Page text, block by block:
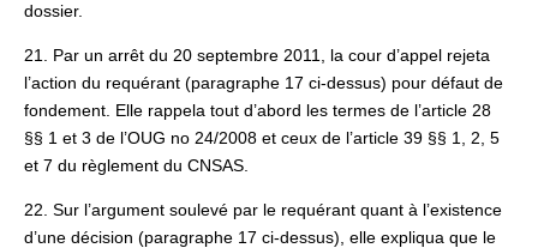
dossier.
21. Par un arrêt du 20 septembre 2011, la cour d’appel rejeta
l’action du requérant (paragraphe 17 ci-dessus) pour défaut de
fondement. Elle rappela tout d’abord les termes de l’article 28
§§ 1 et 3 de l’OUG no 24/2008 et ceux de l’article 39 §§ 1, 2, 5
et 7 du règlement du CNSAS.
22. Sur l’argument soulevé par le requérant quant à l’existence
d’une décision (paragraphe 17 ci-dessus), elle expliqua que le